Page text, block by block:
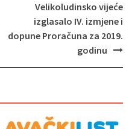
Velikoludinsko vijeće
izglasalo IV. izmjene i
dopune Proračuna za 2019.
godinu